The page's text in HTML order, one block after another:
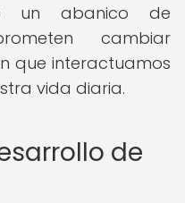
un abanico de
cambiar
que interactuamos
vida diaria.
de